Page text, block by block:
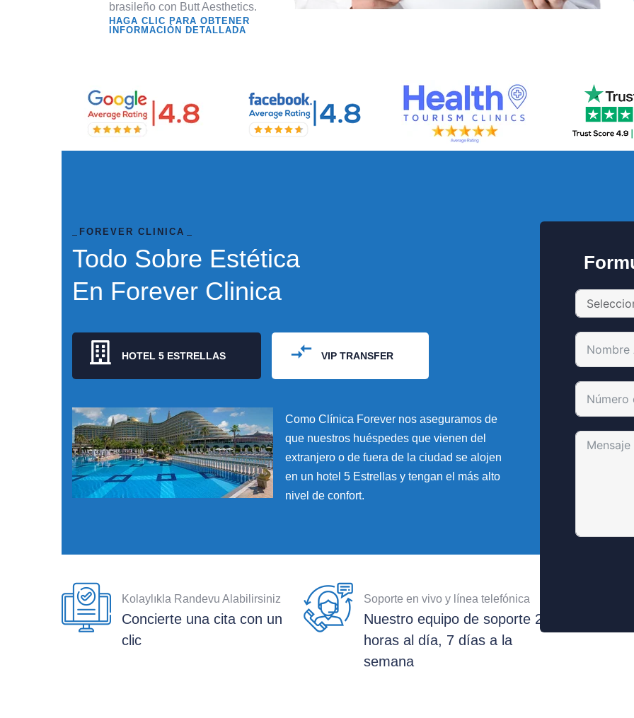
brasileño con Butt Aesthetics.
HAGA CLIC PARA OBTENER
INFORMACIÓN DETALLADA
FOREVER CLINICA
Todo Sobre Estética
En Forever Clinica
HOTEL 5 ESTRELLAS VIP TRANSFER
Como Clínica Forever nos aseguramos de
que nuestros huéspedes que vienen del
extranjero o de fuera de la ciudad se alojen
en un hotel 5 Estrellas y tengan el más alto
nivel de confort.
Kolaylıkla Randevu Alabilirsiniz
Concierte una cita con un
clic
Soporte en vivo y línea telefónica
Nuestro equipo de soporte 24
horas al día, 7 días a la
semana